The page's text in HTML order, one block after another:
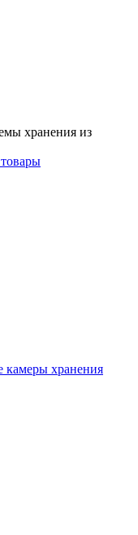
хранения из
камеры хранения